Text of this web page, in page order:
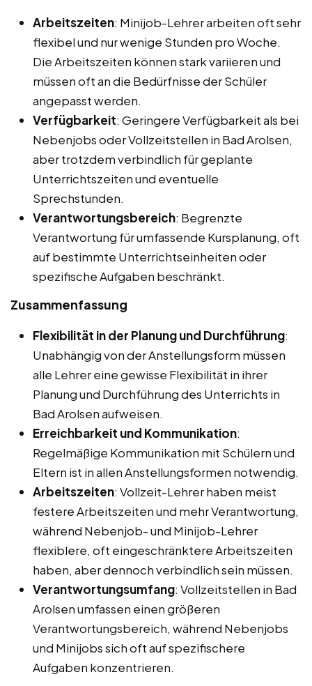
Arbeitszeiten: Minijob-Lehrer arbeiten oft sehr
flexibel und nur wenige Stunden pro Woche.
Die Arbeitszeiten können stark variieren und
müssen oft an die Bedürfnisse der Schüler
angepasst werden.
Verfügbarkeit: Geringere Verfügbarkeit als bei
Nebenjobs oder Vollzeitstellen in Bad Arolsen,
aber trotzdem verbindlich für geplante
Unterrichtszeiten und eventuelle
Sprechstunden.
Verantwortungsbereich: Begrenzte
Verantwortung für umfassende Kursplanung, oft
auf bestimmte Unterrichtseinheiten oder
spezifische Aufgaben beschränkt.
Zusammenfassung
Flexibilität in der Planung und Durchführung:
Unabhängig von der Anstellungsform müssen
alle Lehrer eine gewisse Flexibilität in ihrer
Planung und Durchführung des Unterrichts in
Bad Arolsen aufweisen.
Erreichbarkeit und Kommunikation:
Regelmäßige Kommunikation mit Schülern und
Eltern ist in allen Anstellungsformen notwendig.
Arbeitszeiten: Vollzeit-Lehrer haben meist
festere Arbeitszeiten und mehr Verantwortung,
während Nebenjob- und Minijob-Lehrer
flexiblere, oft eingeschränktere Arbeitszeiten
haben, aber dennoch verbindlich sein müssen.
Verantwortungsumfang: Vollzeitstellen in Bad
Arolsen umfassen einen größeren
Verantwortungsbereich, während Nebenjobs
und Minijobs sich oft auf spezifischere
Aufgaben konzentrieren.